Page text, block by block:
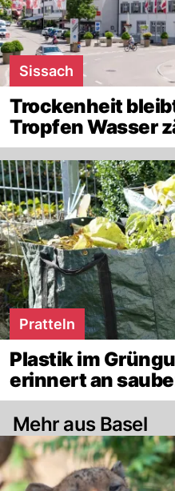
Sissach
Trockenheit
Tropfen Wasser
Pratteln
Plastik im
erinnert an
Mehr aus Basel